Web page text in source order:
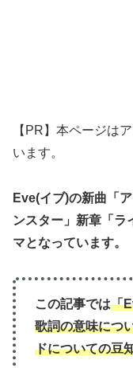
【PR】本ページは
います。
Eve(イブ)の新曲「
ンスター」新章「ラ
マとなっています。
この記事では「
歌詞の意味につ
ドについての豆